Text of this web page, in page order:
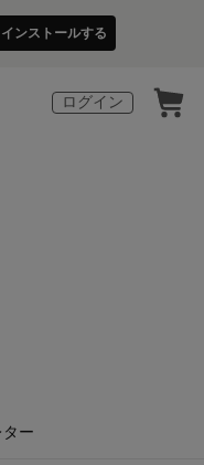
インストールする
ログイン
ター